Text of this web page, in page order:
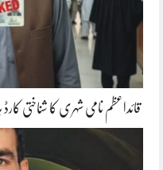
قائداعظم نامی شہری کا شناختی